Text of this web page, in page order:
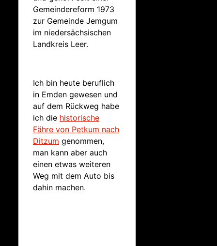
Gemeindereform 1973
zur Gemeinde Jemgum
im niedersächsischen
Landkreis Leer.
Ich bin heute beruflich
in Emden gewesen und
auf dem Rückweg habe
ich die historische
Fähre von Petkum nach
Ditzum genommen,
man kann aber auch
einen etwas weiteren
Weg mit dem Auto bis
dahin machen.